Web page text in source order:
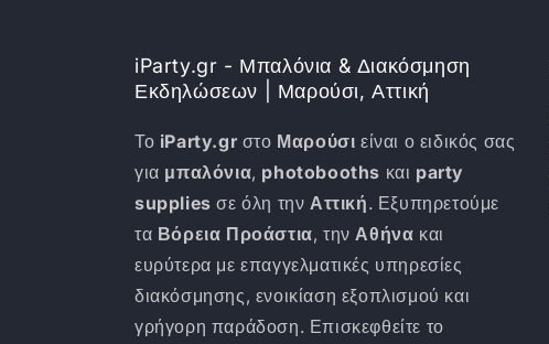
iParty.gr - Μπαλόνια & Διακόσμηση
Εκδηλώσεων | Μαρούσι, Αττική
Το iParty.grστο Μαρούσι είναι ο ειδικός σας
για μπαλόνια, photobooths και party
supplies σε όλη τηνΑττική. Εξυπηρετούμε
τα Βόρεια Προάστια, τηνΑθήνα και
ευρύτερα με επαγγελματικές υπηρεσίες
διακόσμησης, ενοικίαση εξοπλισμού και
γρήγορη παράδοση. Επισκεφθείτε το